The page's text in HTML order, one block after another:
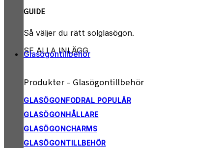
GUIDE
Så väljer du rätt solglasögon.
SE ALLA INLÄGG
Glasögontillbehör
Produkter – Glasögontillbehör
GLASÖGONFODRAL
GLASÖGONHÅLLARE
GLASÖGONCHARMS
GLASÖGONTILLBEHÖR